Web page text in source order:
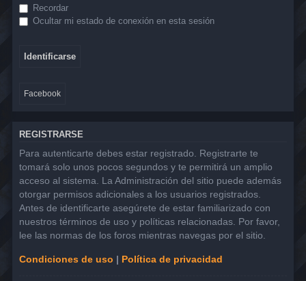
Recordar
Ocultar mi estado de conexión en esta sesión
Facebook
REGISTRARSE
Para autenticarte debes estar registrado. Registrarte te
tomará solo unos pocos segundos y te permitirá un amplio
acceso al sistema. La Administración del sitio puede además
otorgar permisos adicionales a los usuarios registrados.
Antes de identificarte asegúrete de estar familiarizado con
nuestros términos de uso y políticas relacionadas. Por favor,
lee las normas de los foros mientras navegas por el sitio.
Condiciones de uso | Política de privacidad